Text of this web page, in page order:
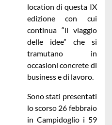
location di questa IX
edizione con cui
continua “il viaggio
delle idee” che si
tramutano in
occasioni concrete di
business e di lavoro.
Sono stati presentati
lo scorso 26 febbraio
in Campidoglio i 59